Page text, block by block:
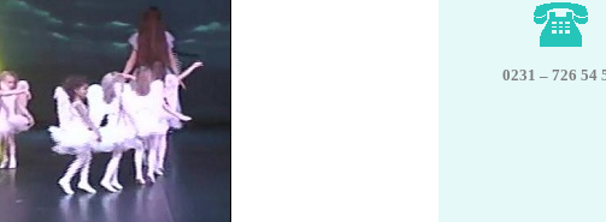
0231 – 726 54